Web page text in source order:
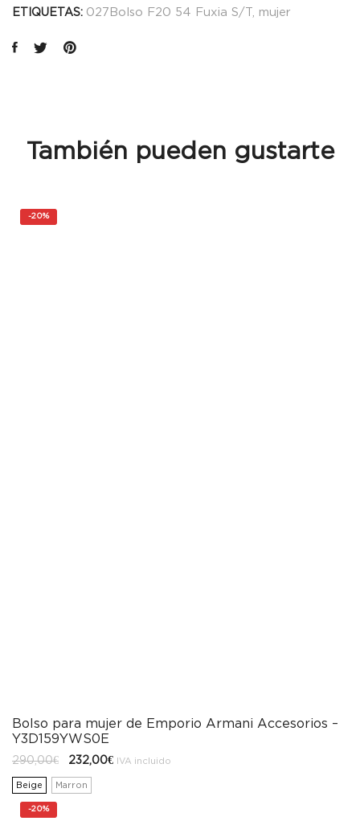
ETIQUETAS: 027Bolso F20 54 Fuxia S/T mujer
También pueden gustarte
-20%
Bolso para mujer de Emporio Armani Accesorios –
Y3D159YWS0E
290,00€
El
original
era:
232,00€ElIVA incluido
Beige Marron
-20%